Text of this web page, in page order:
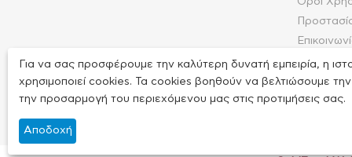
Φόρμα
Site Map
Για να σας προσφέρουμε την καλύτερη δυνατή εμπειρία, η
χρησιμοποιεί cookies. Τα cookies βοηθούν να βελτιώσουμε
την προσαρμογή του περιεχόμενου μας στις προτιμήσεις σας.
Αποδοχή